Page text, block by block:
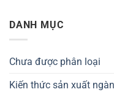
DANH MỤC
Chưa được phân loại
Kiến thức sản xuất